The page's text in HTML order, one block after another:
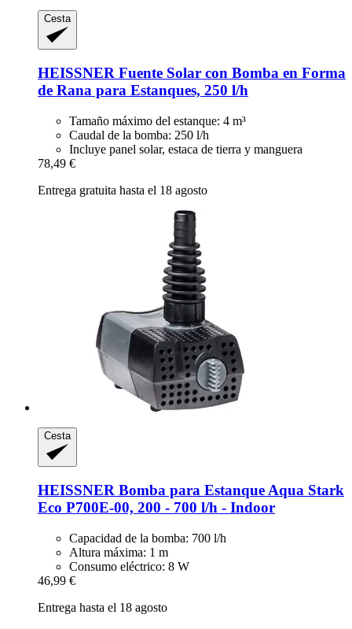
Cesta
HEISSNER Fuente Solar con Bomba en Forma
de Rana para Estanques, 250 l/h
Tamaño máximo del estanque: 4 m³
Caudal de la bomba: 250 l/h
Incluye panel solar, estaca de tierra y manguera
78,49 €
Entrega gratuita hasta el 18 agosto
Cesta
HEISSNER Bomba para Estanque Aqua Stark
Eco P700E-​00, 200 -​ 700 l/h -​ Indoor
Capacidad de la bomba: 700 l/h
Altura máxima: 1 m
Consumo eléctrico: 8 W
46,99 €
Entrega hasta el 18 agosto